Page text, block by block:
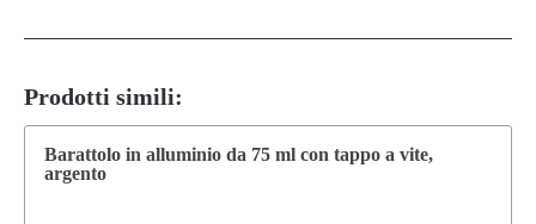
Prodotti simili:
Barattolo in alluminio da 75 ml con tappo a vite,
argento